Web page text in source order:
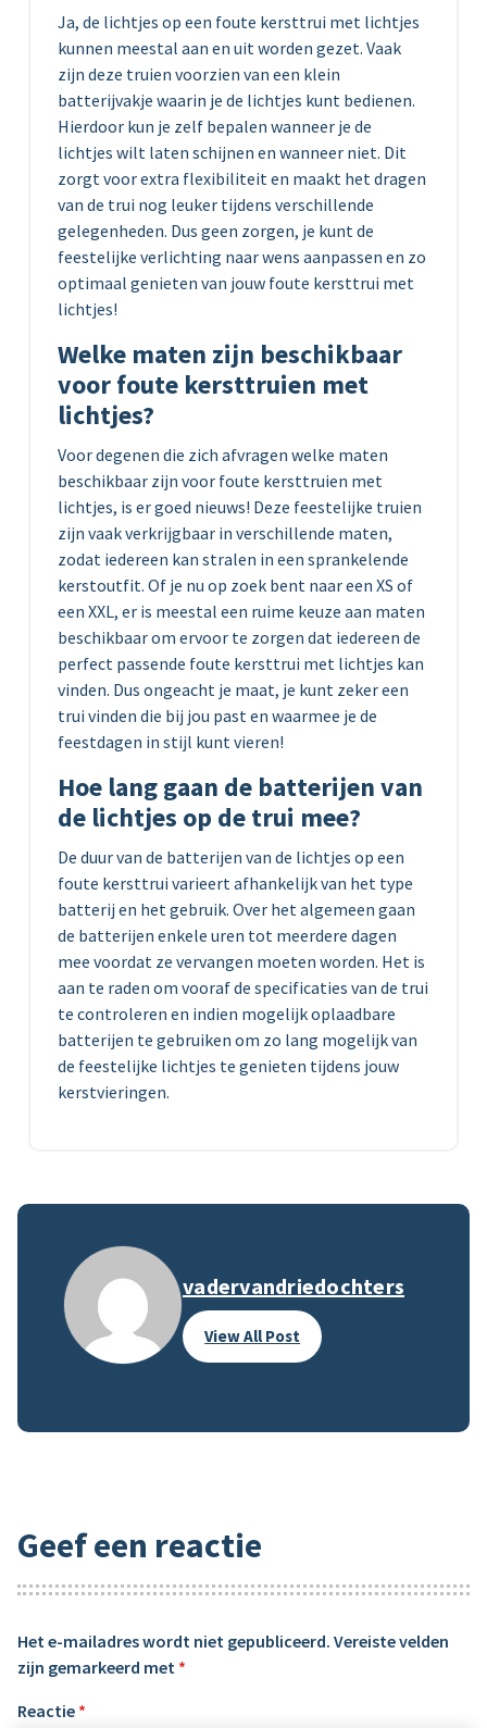
Ja, de lichtjes op een foute kersttrui met lichtjes
kunnen meestal aan en uit worden gezet. Vaak
zijn deze truien voorzien van een klein
batterijvakje waarin je de lichtjes kunt bedienen.
Hierdoor kun je zelf bepalen wanneer je de
lichtjes wilt laten schijnen en wanneer niet. Dit
zorgt voor extra flexibiliteit en maakt het dragen
van de trui nog leuker tijdens verschillende
gelegenheden. Dus geen zorgen, je kunt de
feestelijke verlichting naar wens aanpassen en zo
optimaal genieten van jouw foute kersttrui met
lichtjes!
Welke maten zijn beschikbaar
voor foute kersttruien met
lichtjes?
Voor degenen die zich afvragen welke maten
beschikbaar zijn voor foute kersttruien met
lichtjes, is er goed nieuws! Deze feestelijke truien
zijn vaak verkrijgbaar in verschillende maten,
zodat iedereen kan stralen in een sprankelende
kerstoutfit. Of je nu op zoek bent naar een XS of
een XXL, er is meestal een ruime keuze aan maten
beschikbaar om ervoor te zorgen dat iedereen de
perfect passende foute kersttrui met lichtjes kan
vinden. Dus ongeacht je maat, je kunt zeker een
trui vinden die bij jou past en waarmee je de
feestdagen in stijl kunt vieren!
Hoe lang gaan de batterijen van
de lichtjes op de trui mee?
De duur van de batterijen van de lichtjes op een
foute kersttrui varieert afhankelijk van het type
batterij en het gebruik. Over het algemeen gaan
de batterijen enkele uren tot meerdere dagen
mee voordat ze vervangen moeten worden. Het is
aan te raden om vooraf de specificaties van de trui
te controleren en indien mogelijk oplaadbare
batterijen te gebruiken om zo lang mogelijk van
de feestelijke lichtjes te genieten tijdens jouw
kerstvieringen.
vadervandriedochters
View All Post
Geef een reactie
Het e-mailadres wordt niet gepubliceerd. Vereiste velden
zijn gemarkeerd met *
Reactie *